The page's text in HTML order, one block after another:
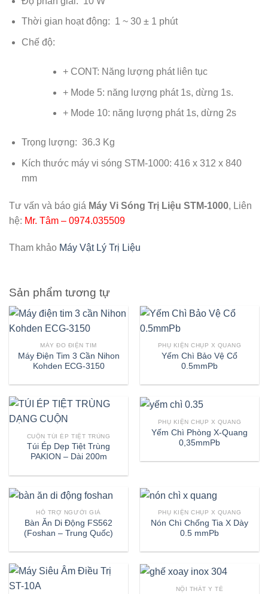
Thời gian hoạt động: 1 ~ 30 ± 1 phút
Chế độ:
+ CONT: Năng lượng phát liên tục
+ Mode 5: năng lượng phát 1s, dừng 1s.
+ Mode 10: năng lượng phát 1s, dừng 2s
Trọng lượng: 36.3 Kg
Kích thước máy vi sóng STM-1000: 416 x 312 x 840
mm
Tư vấn và báo giá Máy Vi Sóng Trị Liệu STM-1000, Liên
hệ: Mr. Tâm – 0974.035509
Tham khảo Máy Vật Lý Trị Liệu
Sản phẩm tương tự
MÁY ĐO ĐIỆN TIM
Máy Điện Tim 3 Cần Nihon
Kohden ECG-3150
PHỤ KIỆN CHỤP X QUANG
Yếm Chì Bảo Vệ Cổ
0.5mmPb
CUỘN TÚI ÉP TIỆT TRÙNG
Túi Ép Dẹp Tiệt Trùng
PAKION – Dài 200m
PHỤ KIỆN CHỤP X QUANG
Yếm Chì Phòng X-Quang
0,35mmPb
HỖ TRỢ NGƯỜI GIÀ
Bàn Ăn Di Động FS562
(Foshan – Trung Quốc)
PHỤ KIỆN CHỤP X QUANG
Nón Chì Chống Tia X Dày
0.5 mmPb
NỘI THẤT Y TẾ